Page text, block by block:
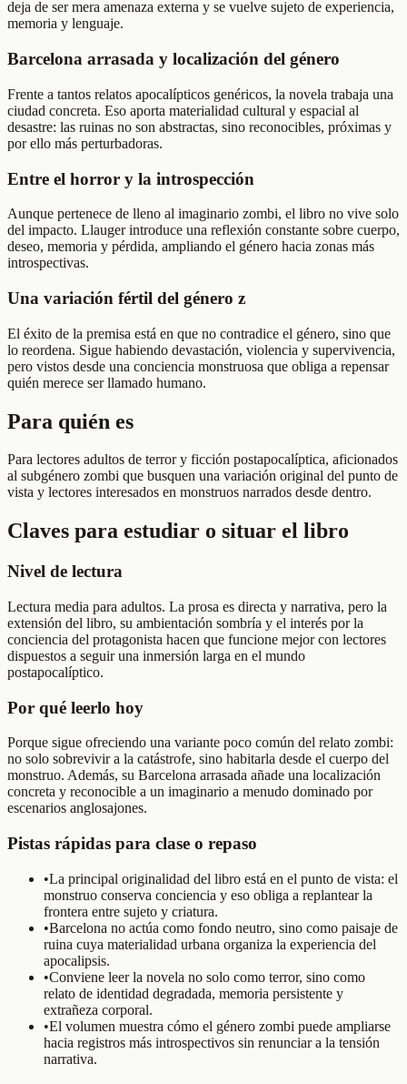
deja de ser mera amenaza externa y se vuelve sujeto de experiencia,
memoria y lenguaje.
Barcelona arrasada y localización del género
Frente a tantos relatos apocalípticos genéricos, la novela trabaja una
ciudad concreta. Eso aporta materialidad cultural y espacial al
desastre: las ruinas no son abstractas, sino reconocibles, próximas y
por ello más perturbadoras.
Entre el horror y la introspección
Aunque pertenece de lleno al imaginario zombi, el libro no vive solo
del impacto. Llauger introduce una reflexión constante sobre cuerpo,
deseo, memoria y pérdida, ampliando el género hacia zonas más
introspectivas.
Una variación fértil del género z
El éxito de la premisa está en que no contradice el género, sino que
lo reordena. Sigue habiendo devastación, violencia y supervivencia,
pero vistos desde una conciencia monstruosa que obliga a repensar
quién merece ser llamado humano.
Para quién es
Para lectores adultos de terror y ficción postapocalíptica, aficionados
al subgénero zombi que busquen una variación original del punto de
vista y lectores interesados en monstruos narrados desde dentro.
Claves para estudiar o situar el libro
Nivel de lectura
Lectura media para adultos. La prosa es directa y narrativa, pero la
extensión del libro, su ambientación sombría y el interés por la
conciencia del protagonista hacen que funcione mejor con lectores
dispuestos a seguir una inmersión larga en el mundo
postapocalíptico.
Por qué leerlo hoy
Porque sigue ofreciendo una variante poco común del relato zombi:
no solo sobrevivir a la catástrofe, sino habitarla desde el cuerpo del
monstruo. Además, su Barcelona arrasada añade una localización
concreta y reconocible a un imaginario a menudo dominado por
escenarios anglosajones.
Pistas rápidas para clase o repaso
•La principal originalidad del libro está en el punto de vista: el
monstruo conserva conciencia y eso obliga a replantear la
frontera entre sujeto y criatura.
•Barcelona no actúa como fondo neutro, sino como paisaje de
ruina cuya materialidad urbana organiza la experiencia del
apocalipsis.
•Conviene leer la novela no solo como terror, sino como
relato de identidad degradada, memoria persistente y
extrañeza corporal.
•El volumen muestra cómo el género zombi puede ampliarse
hacia registros más introspectivos sin renunciar a la tensión
narrativa.